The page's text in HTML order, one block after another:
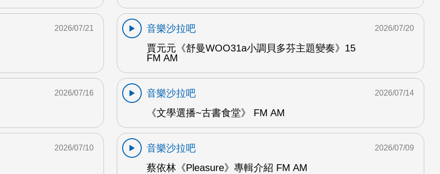
2026/07/21
音樂沙拉吧
賈元元《舒曼WOO31a小調貝多芬主題變奏》15
FM AM
2026/07/20
2026/07/16
音樂沙拉吧
《文學選播~古書食堂》 FM AM
2026/07/14
2026/07/10
音樂沙拉吧
蔡依林《Pleasure》專輯介紹 FM AM
2026/07/09